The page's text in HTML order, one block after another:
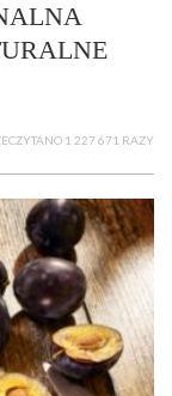
1 227 671 RAZY